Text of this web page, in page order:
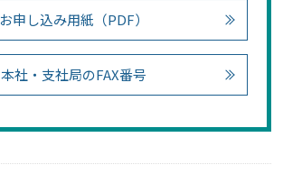
お申し込み用紙（PDF）
本社・支社局のFAX番号